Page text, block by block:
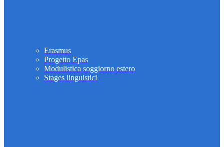
Erasmus
Progetto Epas
Modulistica soggiorno estero
Stages linguistici